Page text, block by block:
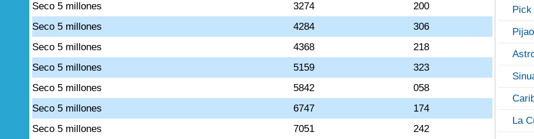
Seco 5 millones
3274
200
Seco 5 millones
4284
306
Seco 5 millones
4368
218
Seco 5 millones
5159
323
Seco 5 millones
5842
058
Seco 5 millones
6747
174
Seco 5 millones
7051
242
Pick
La